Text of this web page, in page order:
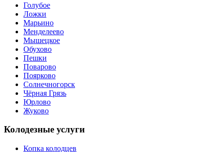
Голубое
Ложки
Марьино
Менделеево
Мышецкое
Обухово
Пешки
Поварово
Поярково
Солнечногорск
Чёрная Грязь
Юрлово
Жуково
Колодезные услуги
Копка колодцев